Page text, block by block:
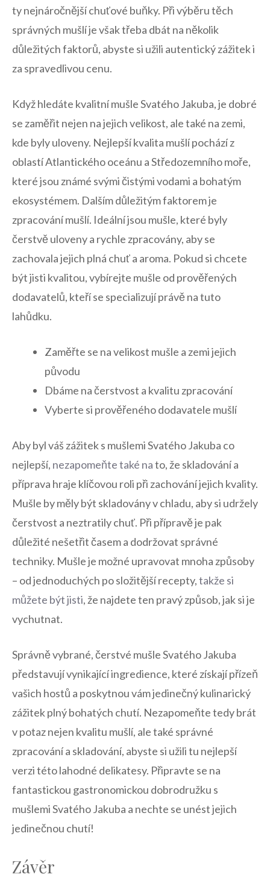
ty nejnáročnější chuťové buňky. Při výběru těch
⁢správných mušlí je však třeba ‌dbát na několik
⁤důležitých ⁣faktorů, abyste si užili autentický zážitek‍ i
za spravedlivou cenu.
Když hledáte kvalitní mušle​ Svatého Jakuba, je dobré
se zaměřit nejen‌ na jejich velikost, ale také na​ zemi,
kde byly ⁢uloveny.‍ Nejlepší kvalita mušlí pochází z
oblastí Atlantického oceánu a Středozemního moře,
které jsou známé svými čistými vodami a bohatým
ekosystémem. Dalším důležitým faktorem je
zpracování mušlí. Ideální jsou⁣ mušle, které byly
čerstvě uloveny a rychle zpracovány, aby se
zachovala⁢ jejich plná chuť a aroma. Pokud​ si ​chcete
být jisti kvalitou, ⁤vybírejte mušle‌ od prověřených⁣
dodavatelů, kteří se specializují⁢ právě na tuto
lahůdku.
Zaměřte se na velikost mušle a​ zemi jejich
původu
Dbáme na čerstvost⁣ a​ kvalitu ‍zpracování
Vyberte si prověřeného dodavatele mušlí
Aby byl váš zážitek s ⁣mušlemi Svatého Jakuba co
nejlepší, nezapomeňte také⁢ nato, že skladování a​
příprava hraje ‍klíčovou roli při zachování ‌jejich kvality.
Mušle by měly být ‍skladovány v​ chladu, aby⁤ si ⁢udržely
čerstvost a neztratily chuť. Při přípravě je pak
důležité nešetřit časem a dodržovat správné
⁣techniky. Mušle je ​možné upravovat mnoha způsoby
– od jednoduchých po složitější recepty,takže si
můžete být ⁣jisti, že najdete ​ten​ pravý způsob,⁢ jak si je
vychutnat.
Správně vybrané, čerstvé mušle Svatého Jakuba
představují vynikající ingredience, které získají přízeň
vašich hostů a poskytnou vám jedinečný kulinarický
zážitek⁢ plný bohatých chutí. Nezapomeňte tedy brát
v potaz nejen‌ kvalitu⁢ mušlí, ale také správné⁣
zpracování a skladování,⁤ abyste ‍si užili tu nejlepší
verzi této lahodné⁣ delikatesy. ‍Připravte ​se na
fantastickou ⁤gastronomickou dobrodružku s
mušlemi Svatého Jakuba a nechte se⁤ unést jejich
jedinečnou chutí!
Závěr